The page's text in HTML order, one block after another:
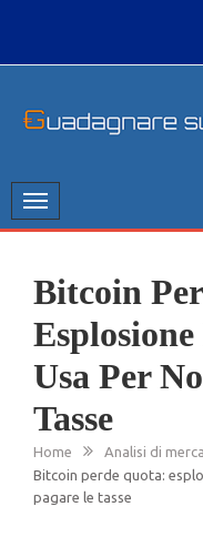
Toggle
navigation
Bitcoin
Usa Per
Tasse
Home
Analisi di
Bitcoin perde quota:
pagare le tasse